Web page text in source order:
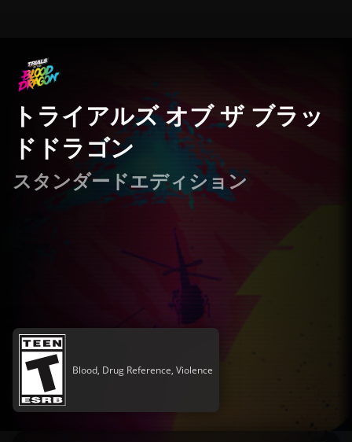
トライアルズ オブ ザ ブラッ
ドドラゴン
スタンダードエディション
Blood, Drug Reference, Violence